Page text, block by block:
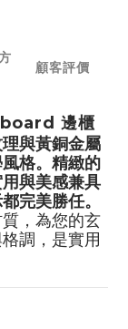
顧客評價
邊櫃
與黃銅金屬
格。精緻的
與美感兼具
完美勝任。
，為您的玄
調，是實用